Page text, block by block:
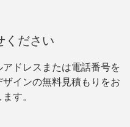
ください
ドレスまたは電話番号を
インの無料見積もりをお
す。